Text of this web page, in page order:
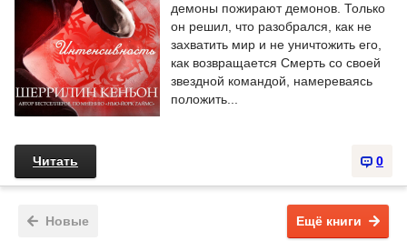
демоны пожирают демонов. Только
он решил, что разобрался, как не
захватить мир и не уничтожить его,
как возвращается Смерть со своей
звездной командой, намереваясь
положить...
0
Читать
Новые Ещё книги